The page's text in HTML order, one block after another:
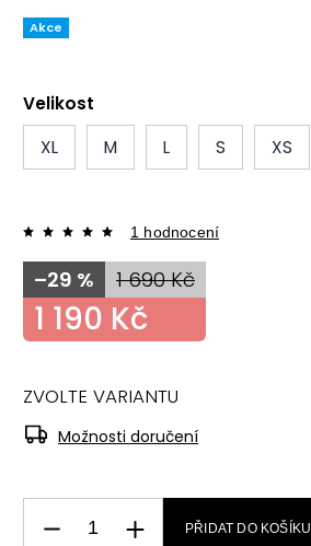
Akce
Velikost
XL
M L S XS
1 hodnocení
1 690 Kč
–29 %
1 190 Kč
ZVOLTE VARIANTU
Možnosti doručení
PŘIDAT DO KOŠÍKU